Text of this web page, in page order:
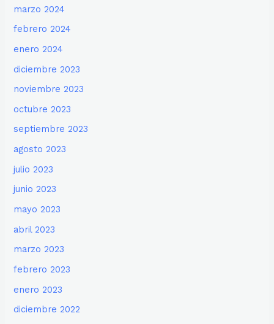
marzo 2024
febrero 2024
enero 2024
diciembre 2023
noviembre 2023
octubre 2023
septiembre 2023
agosto 2023
julio 2023
junio 2023
mayo 2023
abril 2023
marzo 2023
febrero 2023
enero 2023
diciembre 2022